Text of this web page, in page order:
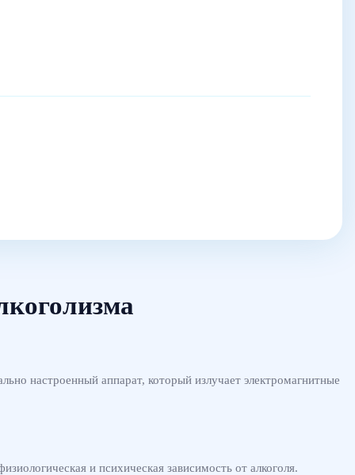
настроенный аппарат, который излучает электромагнитные
и психическая зависимость от алкоголя.